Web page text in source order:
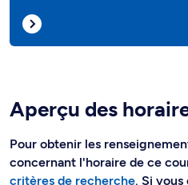
Aperçu des
Pour obtenir les
concernant l'horaire de ce
critères de recherche. Si